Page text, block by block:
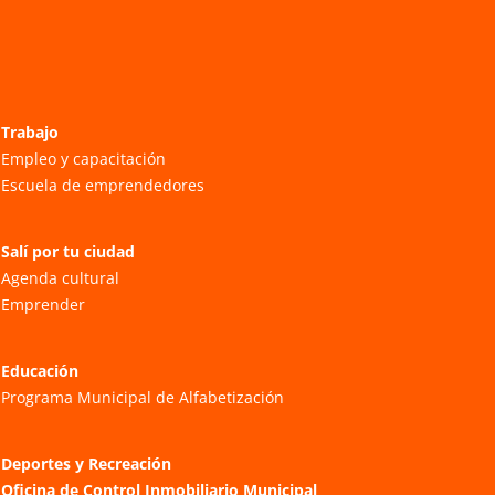
Trabajo
Empleo y capacitación
Escuela de emprendedores
Salí por tu ciudad
Agenda cultural
Emprender
Educación
Programa Municipal de Alfabetización
Deportes y Recreación
Oficina de Control Inmobiliario Municipal